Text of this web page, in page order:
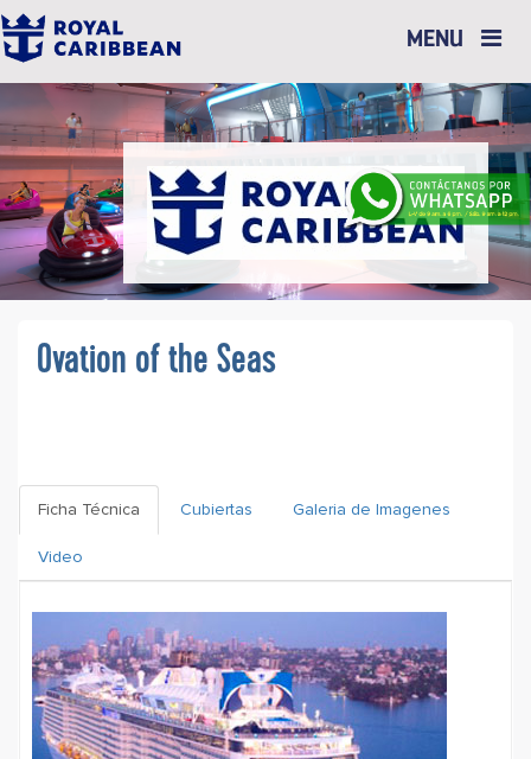
Toggle
MENU
Ovation of the Seas
Ficha Técnica Cubiertas Galeria de Imagenes
Video